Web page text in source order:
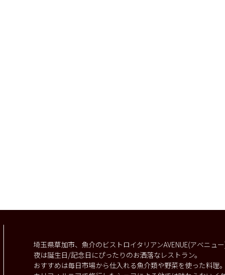
埼玉県草加市、魚介のビストロイタリアンAVENUE(アベニュ
夜は誕生日/記念日にぴったりのお洒落なレストラン。
おすすめは毎日市場から仕入れる魚介類や野菜を使った料理